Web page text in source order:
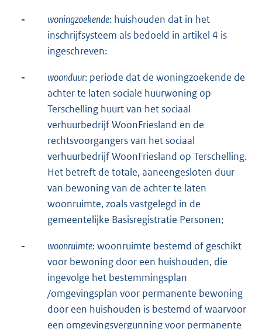
- woningzoekende: huishouden dat in het
inschrijfsysteem als bedoeld in artikel 4 is
ingeschreven:
- woonduur: periode dat de woningzoekende de
achter te laten sociale huurwoning op
Terschelling huurt van het sociaal
verhuurbedrijf WoonFriesland en de
rechtsvoorgangers van het sociaal
verhuurbedrijf WoonFriesland op Terschelling.
Het betreft de totale, aaneengesloten duur
van bewoning van de achter te laten
woonruimte, zoals vastgelegd in de
gemeentelijke Basisregistratie Personen;
- woonruimte: woonruimte bestemd of geschikt
voor bewoning door een huishouden, die
ingevolge het bestemmingsplan
/omgevingsplan voor permanente bewoning
door een huishouden is bestemd of waarvoor
een omgevingsvergunning voor permanente